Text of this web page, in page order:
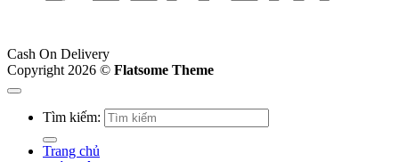
Cash On Delivery
Copyright 2026 © Flatsome Theme
Tìm kiếm:
Trang chủ